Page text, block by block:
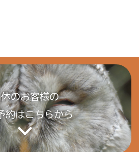
のお客様の
約はこちらから